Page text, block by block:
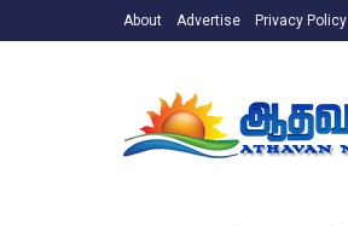
About Advertise Privacy Policy